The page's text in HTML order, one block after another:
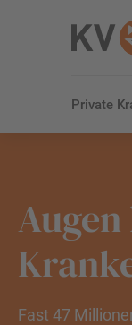
Private
Fast 47